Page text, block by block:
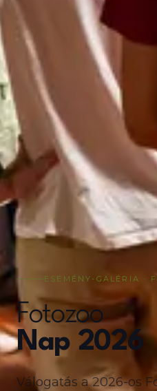
ESEMÉNY-GALÉRIA ·
Fotozoo
Nap 2026
Válogatás a 2026-os